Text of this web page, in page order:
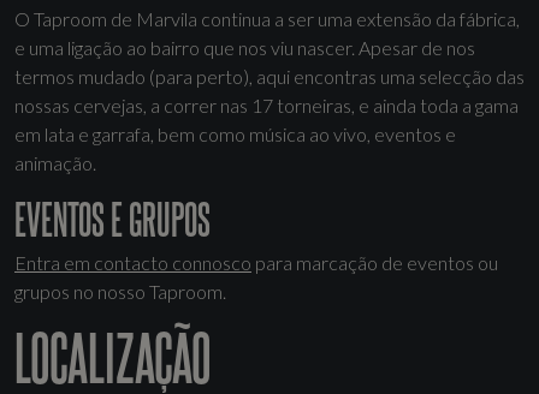
O Taproom de Marvila continua a ser uma extensão da fábrica,
e uma ligação ao bairro que nos viu nascer. Apesar de nos
termos mudado (para perto), aqui encontras uma selecção das
nossas cervejas, a correr nas 17 torneiras, e ainda toda a gama
em lata e garrafa, bem como música ao vivo, eventos e
animação.
EVENTOS E GRUPOS
Entra em contacto connosco para marcação de eventos ou
grupos no nosso Taproom.
LOCALIZAÇÃO